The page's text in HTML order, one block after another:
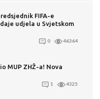
FIFA-e
udjela u Svjetskom
0 46364
MUP ZHŽ-a! Nova
1 4325